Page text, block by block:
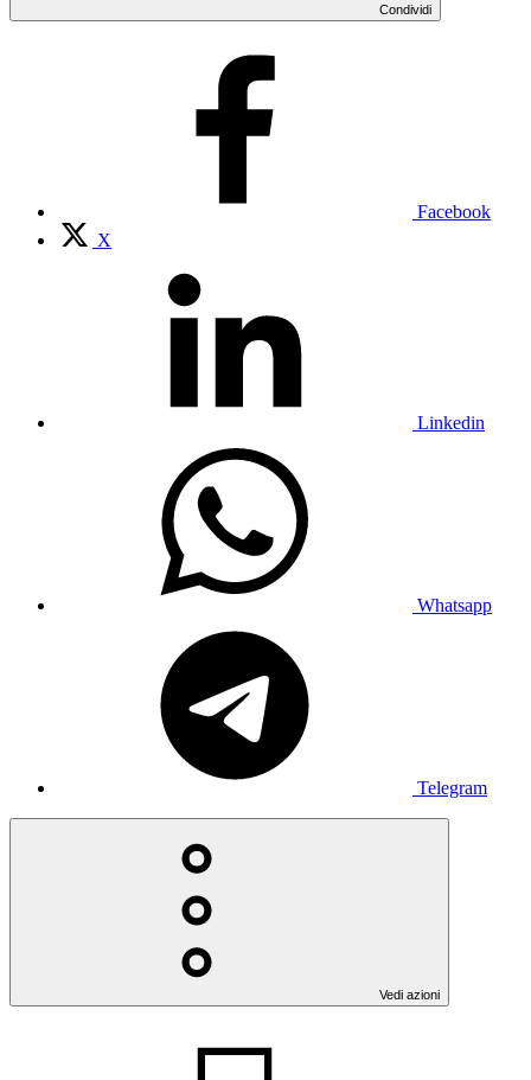
Condividi
Facebook
X
Linkedin
Whatsapp
Telegram
Vedi azioni